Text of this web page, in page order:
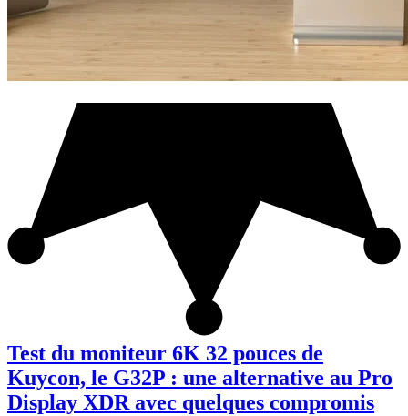
Test du moniteur 6K 32 pouces de
Kuycon, le G32P : une alternative au Pro
Display XDR avec quelques compromis